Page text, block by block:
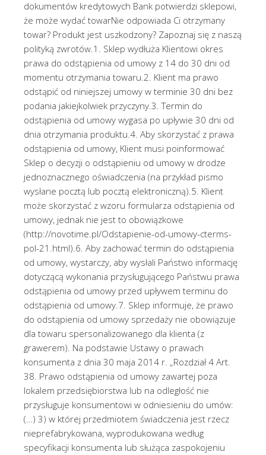
dokumentów kredytowych Bank potwierdzi sklepowi,
że może wydać towarNie odpowiada Ci otrzymany
towar? Produkt jest uszkodzony? Zapoznaj się z naszą
polityką zwrotów.1. Sklep wydłuża Klientowi okres
prawa do odstąpienia od umowy z 14 do 30 dni od
momentu otrzymania towaru.2. Klient ma prawo
odstąpić od niniejszej umowy w terminie 30 dni bez
podania jakiejkolwiek przyczyny.3. Termin do
odstąpienia od umowy wygasa po upływie 30 dni od
dnia otrzymania produktu.4. Aby skorzystać z prawa
odstąpienia od umowy, Klient musi poinformować
Sklep o decyzji o odstąpieniu od umowy w drodze
jednoznacznego oświadczenia (na przykład pismo
wysłane pocztą lub pocztą elektroniczną).5. Klient
może skorzystać z wzoru formularza odstąpienia od
umowy, jednak nie jest to obowiązkowe
(http://novotime.pl/Odstapienie-od-umowy-cterms-
pol-21.html).6. Aby zachować termin do odstąpienia
od umowy, wystarczy, aby wysłali Państwo informację
dotyczącą wykonania przysługującego Państwu prawa
odstąpienia od umowy przed upływem terminu do
odstąpienia od umowy.7. Sklep informuje, że prawo
do odstąpienia od umowy sprzedaży nie obowiązuje
dla towaru spersonalizowanego dla klienta (z
grawerem). Na podstawie Ustawy o prawach
konsumenta z dnia 30 maja 2014 r. „Rozdział 4 Art.
38. Prawo odstąpienia od umowy zawartej poza
lokalem przedsiębiorstwa lub na odległość nie
przysługuje konsumentowi w odniesieniu do umów:
(…) 3) w której przedmiotem świadczenia jest rzecz
nieprefabrykowana, wyprodukowana według
specyfikacji konsumenta lub służąca zaspokojeniu